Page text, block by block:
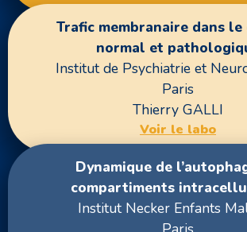
Trafic membranaire dans le
normal et
Institut de Psychiatrie et
Paris
Thierry GALLI
Voir le labo
Dynamique de
compartiments
Institut Necker Enfants